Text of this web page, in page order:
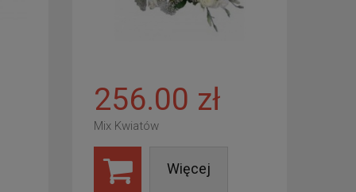
256.00 zł
Mix Kwiatów
Więcej